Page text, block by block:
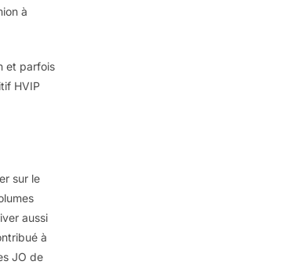
à
et parfois
HVIP
sur le
aussi
à
JO de